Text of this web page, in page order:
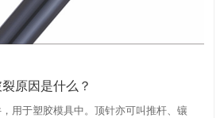
原因是什么？
用于塑胶模具中。顶针亦可叫推杆、镶